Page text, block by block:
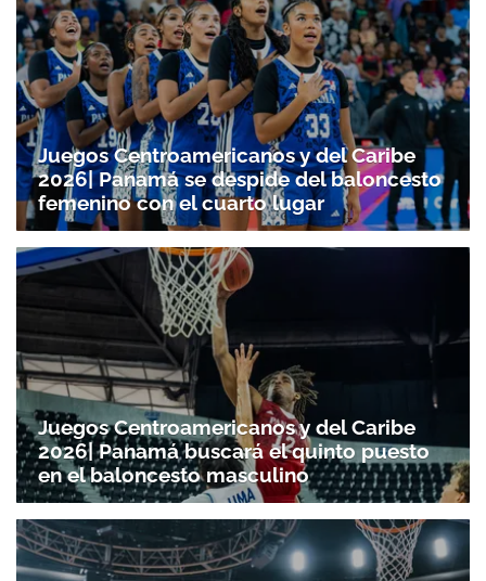
Juegos Centroamericanos y del Caribe
2026| Panamá se despide del baloncesto
femenino con el cuarto lugar
Juegos Centroamericanos y del Caribe
2026| Panamá buscará el quinto puesto
en el baloncesto masculino